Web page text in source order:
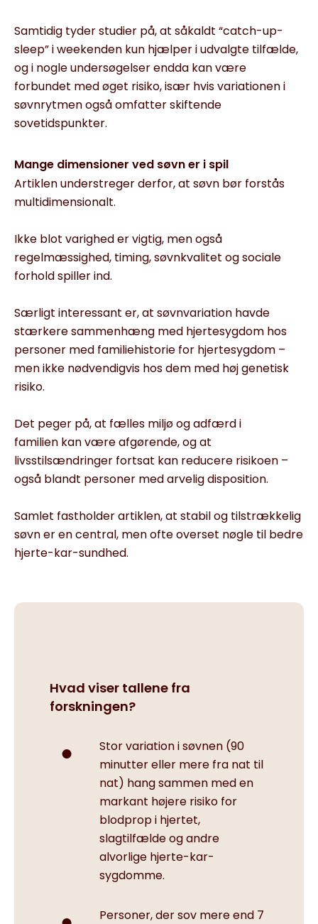
Samtidig tyder studier på, at såkaldt “catch-up-
sleep” i weekenden kun hjælper i udvalgte tilfælde,
og i nogle undersøgelser endda kan være
forbundet med øget risiko, især hvis variationen i
søvnrytmen også omfatter skiftende
sovetidspunkter.
Mange dimensioner ved søvn er i spil
Artiklen understreger derfor, at søvn bør forstås
multidimensionalt.
Ikke blot varighed er vigtig, men også
regelmæssighed, timing, søvnkvalitet og sociale
forhold spiller ind.
Særligt interessant er, at søvnvariation havde
stærkere sammenhæng med hjertesygdom hos
personer med familiehistorie for hjertesygdom –
men ikke nødvendigvis hos dem med høj genetisk
risiko.
Det peger på, at fælles miljø og adfærd i
familien kan være afgørende, og at
livsstilsændringer fortsat kan reducere risikoen –
også blandt personer med arvelig disposition.
Samlet fastholder artiklen, at stabil og tilstrækkelig
søvn er en central, men ofte overset nøgle til bedre
hjerte-kar-sundhed.
Hvad viser tallene fra
forskningen?
Stor variation i søvnen (90
minutter eller mere fra nat til
nat) hang sammen med en
markant højere risiko for
blodprop i hjertet,
slagtilfælde og andre
alvorlige hjerte-kar-
sygdomme.
Personer, der sov mere end 7